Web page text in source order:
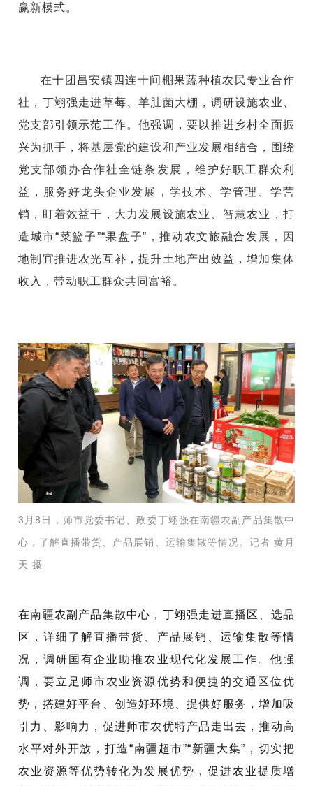
赢新模式。
在十团昌安镇四连十间棚果蔬种植农民专业合作
社，丁翊强走进草莓、羊肚菌大棚，调研设施农业、
党支部引领示范工作。他强调，要以推进乡村全面振
兴为抓手，将基层党的建设和产业发展相结合，围绕
党支部领办合作社全链条发展，维护好职工群众利
益，服务好龙头企业发展，学技术、学管理、学营
销，盯着效益干，大力发展设施农业、智慧农业，打
造城市“菜篮子”“果盘子”，推动农文旅融合发展，因
地制宜推进农光互补，提升土地产出效益，增加集体
收入，带动职工群众共同富裕。
3月8日，师市党委书记、政委丁翊强在南疆农副产品集散中
心，了解直播带货、产品展销、运输集散等情况。记者 黄月
天 摄
在南疆农副产品集散中心，丁翊强走进直播区、选品
区，详细了解直播带货、产品展销、运输集散等情
况，调研国有企业助推农业现代化发展工作。 他强
调，要立足师市农业资源优势和便捷的交通区位优
势，搭建好平台、创造好环境、提供好服务，增加吸
引力、影响力，促进师市农优特产品走出去，推动高
水平对外开放，打造“南疆超市”“新疆大集”，切实把
农业资源等优势转化为发展优势，促进农业提质增